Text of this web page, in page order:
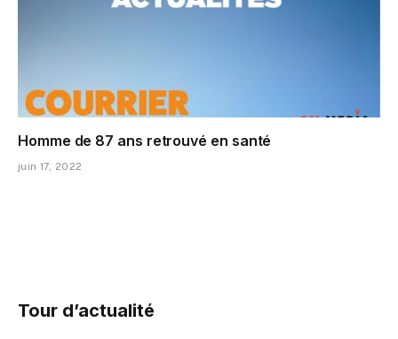
Homme de 87 ans retrouvé en santé
juin 17, 2022
Tour d’actualité